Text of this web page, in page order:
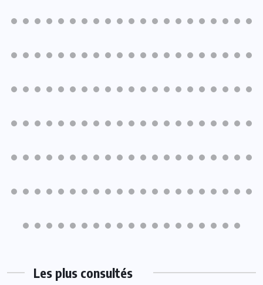
Les plus consultés